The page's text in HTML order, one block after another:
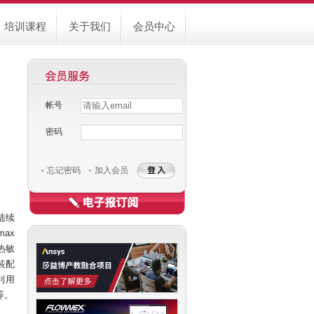
会员中心
关于我们
培训课程
帐号 Username
密码
忘记密码 加入会员
续
敏
配
用